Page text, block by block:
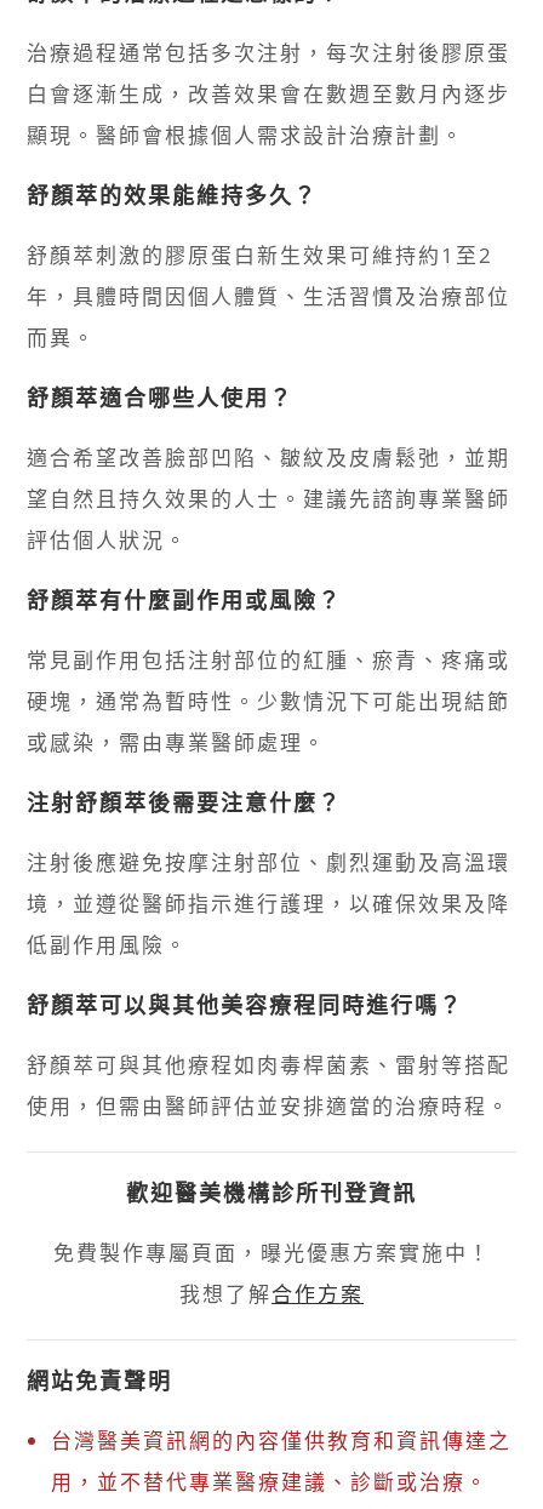
治療過程通常包括多次注射，每次注射後膠原蛋
白會逐漸生成，改善效果會在數週至數月內逐步
顯現。醫師會根據個人需求設計治療計劃。
舒顏萃的效果能維持多久？
舒顏萃刺激的膠原蛋白新生效果可維持約1至2
年，具體時間因個人體質、生活習慣及治療部位
而異。
舒顏萃適合哪些人使用？
適合希望改善臉部凹陷、皺紋及皮膚鬆弛，並期
望自然且持久效果的人士。建議先諮詢專業醫師
評估個人狀況。
舒顏萃有什麼副作用或風險？
常見副作用包括注射部位的紅腫、瘀青、疼痛或
硬塊，通常為暫時性。少數情況下可能出現結節
或感染，需由專業醫師處理。
注射舒顏萃後需要注意什麼？
注射後應避免按摩注射部位、劇烈運動及高溫環
境，並遵從醫師指示進行護理，以確保效果及降
低副作用風險。
舒顏萃可以與其他美容療程同時進行嗎？
舒顏萃可與其他療程如肉毒桿菌素、雷射等搭配
使用，但需由醫師評估並安排適當的治療時程。
歡迎醫美機構診所刊登資訊
免費製作專屬頁面，曝光優惠方案實施中！
我想了解合作方案
網站免責聲明
台灣醫美資訊網的內容僅供教育和資訊傳達之
用，並不替代專業醫療建議、診斷或治療。